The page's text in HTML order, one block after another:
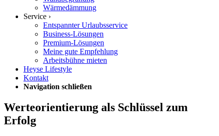
Wärmedämmung
Service ›
Entspannter Urlaubsservice
Business-Lösungen
Premium-Lösungen
Meine gute Empfehlung
Arbeitsbühne mieten
Heyse Lifestyle
Kontakt
Navigation schließen
Werteorientierung als Schlüssel zum
Erfolg